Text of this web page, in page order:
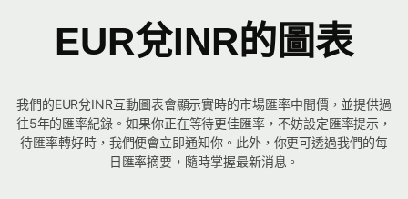
EUR兌INR的圖表
我們的EUR兌INR互動圖表會顯示實時的市場匯率中間價，並提供過
往5年的匯率紀錄。如果你正在等待更佳匯率，不妨設定匯率提示，
待匯率轉好時，我們便會立即通知你。此外，你更可透過我們的每
日匯率摘要，隨時掌握最新消息。